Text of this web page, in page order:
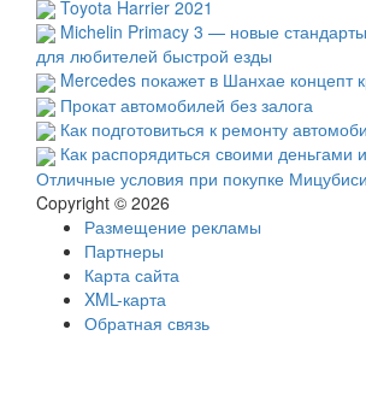
Toyota Harrier 2021
Michelin Primacy 3 — новые
для любителей быстрой езды
Mercedes покажет в Шанхае концепт
Прокат автомобилей без залога
Как подготовиться к ремонту
Как распорядиться своими деньгами
Отличные условия при покупке
Copyright © 2026
Размещение рекламы
Партнеры
Карта сайта
XML-карта
Обратная связь